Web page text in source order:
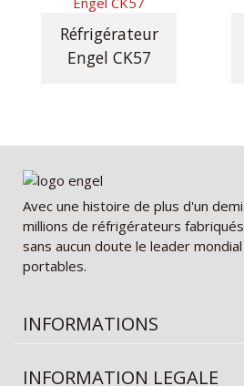
Réfrigérateur
Engel CK57
Avec une histoire de plus d'un
millions de réfrigérateurs
sans aucun doute le leader
portables.
INFORMATIONS
INFORMATION LEGALE